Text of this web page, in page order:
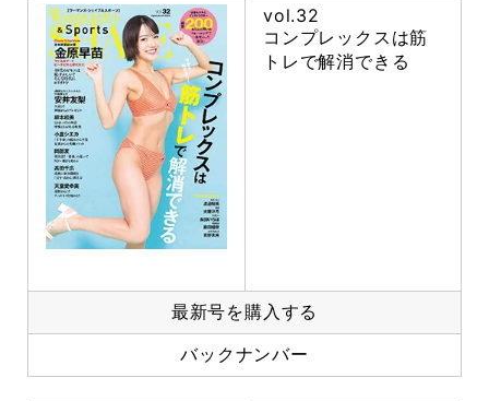
vol.32
コンプレックスは筋
トレで解消できる
最新号を購入する
バックナンバー